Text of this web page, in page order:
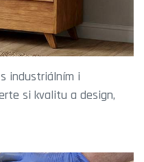
industriálním i
si kvalitu a design,